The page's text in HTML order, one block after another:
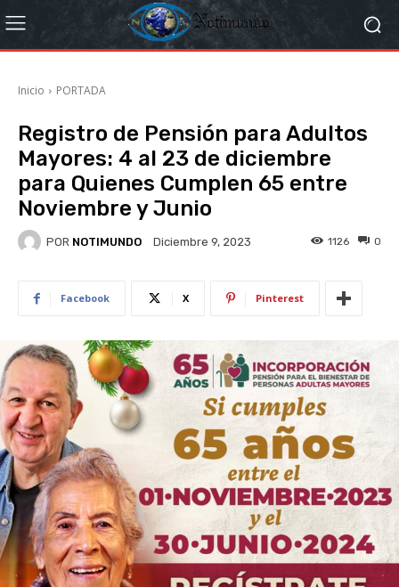
Inicio PORTADA
Registro de Pensión para Adultos
Mayores: 4 al 23 de diciembre
para Quienes Cumplen 65 entre
Noviembre y Junio
POR NOTIMUNDO Diciembre 9, 2023 0
1126
Facebook X Pinterest